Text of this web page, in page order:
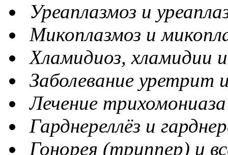
Уреаплазмоз и
Микоплазмоз и
Хламидиоз, хламидии
Заболевание уретрит
Лечение
Гарднереллёз и
Гонорея (триппер) и